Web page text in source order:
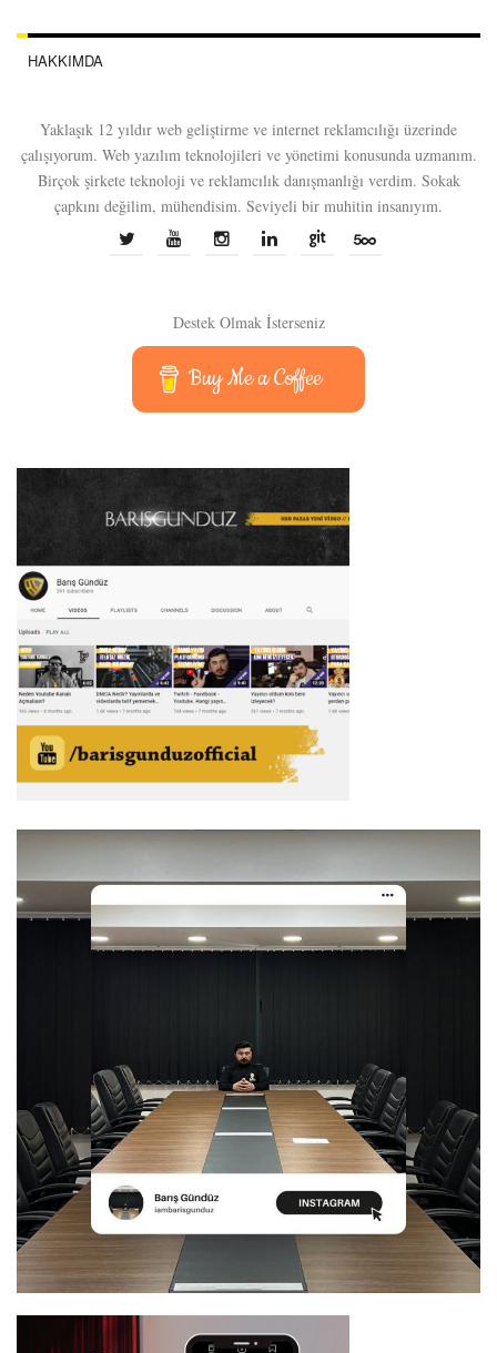
HAKKIMDA
Yaklaşık 12 yıldır web geliştirme ve internet reklamcılığı üzerinde
çalışıyorum. Web yazılım teknolojileri ve yönetimi konusunda uzmanım.
Birçok şirkete teknoloji ve reklamcılık danışmanlığı verdim. Sokak
çapkını değilim, mühendisim. Seviyeli bir muhitin insanıyım.
Destek Olmak İsterseniz
Buy Me a Coffee